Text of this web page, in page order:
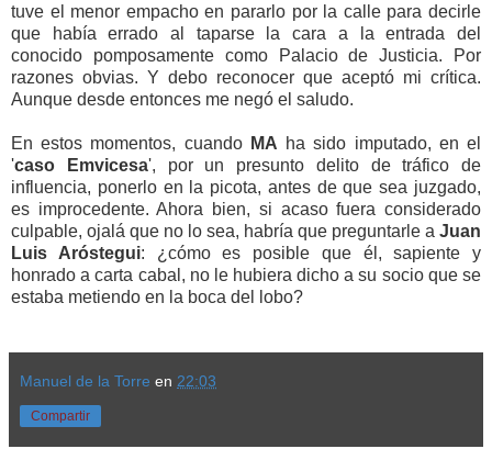
tuve el menor empacho en pararlo por la calle para decirle
que había errado al taparse la cara a la entrada del
conocido pomposamente como Palacio de Justicia. Por
razones obvias. Y debo reconocer que aceptó mi crítica.
Aunque desde entonces me negó el saludo.
En estos momentos, cuando MA ha sido imputado, en el
'caso Emvicesa', por un presunto delito de tráfico de
influencia, ponerlo en la picota, antes de que sea juzgado,
es improcedente. Ahora bien, si acaso fuera considerado
culpable, ojalá que no lo sea, habría que preguntarle a Juan
Luis Aróstegui: ¿cómo es posible que él, sapiente y
honrado a carta cabal, no le hubiera dicho a su socio que se
estaba metiendo en la boca del lobo?
Manuel de la Torre en 22:03
Compartir